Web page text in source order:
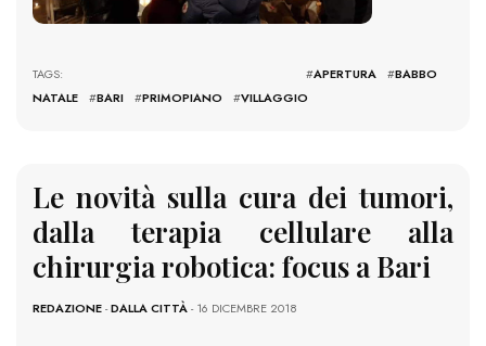
TAGS: #APERTURA #BABBO
NATALE
#BARI #PRIMOPIANO #VILLAGGIO
Le novità sulla cura dei tumori,
dalla terapia cellulare alla
chirurgia robotica: focus a Bari
REDAZIONE-DALLA CITTÀ- 16 DICEMBRE 2018